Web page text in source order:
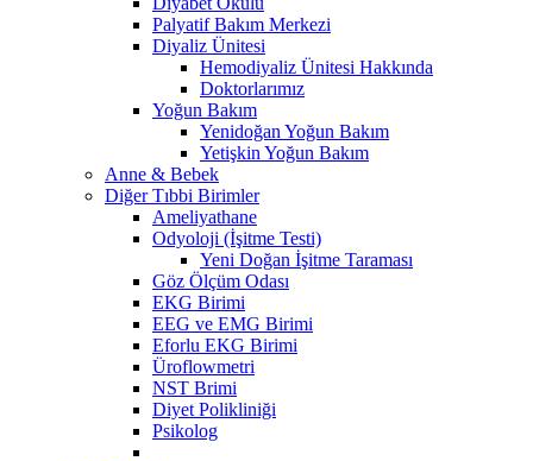
Palyatif Bakım Merkezi
Diyaliz Ünitesi
Hemodiyaliz Ünitesi Hakkında
Doktorlarımız
Yoğun Bakım
Yenidoğan Yoğun Bakım
Yetişkin Yoğun Bakım
Anne & Bebek
Diğer Tıbbi Birimler
Ameliyathane
Odyoloji (İşitme Testi)
Yeni Doğan İşitme Taraması
Göz Ölçüm Odası
EKG Birimi
EEG ve EMG Birimi
Eforlu EKG Birimi
Üroflowmetri
NST Brimi
Diyet Polikliniği
Psikolog